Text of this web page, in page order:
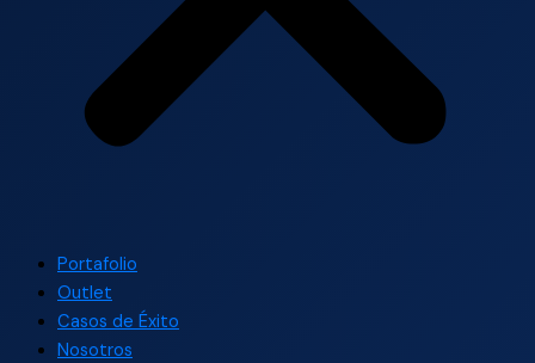
Portafolio
Outlet
Casos de Éxito
Nosotros